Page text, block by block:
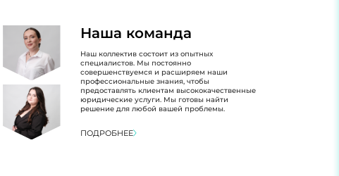
Наша команда
Наш коллектив состоит из опытных
специалистов. Мы постоянно
совершенствуемся и расширяем наши
профессиональные знания, чтобы
предоставлять клиентам высококачественные
юридические услуги. Мы готовы найти
решение для любой вашей проблемы.
ПОДРОБНЕЕ